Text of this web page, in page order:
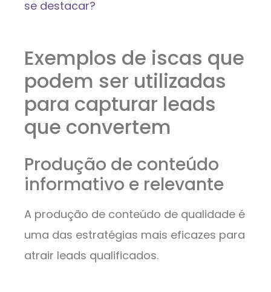
se destacar?
Exemplos de iscas que
podem ser utilizadas
para capturar leads
que convertem
Produção de conteúdo
informativo e relevante
A produção de conteúdo de qualidade é
uma das estratégias mais eficazes para
atrair leads qualificados.